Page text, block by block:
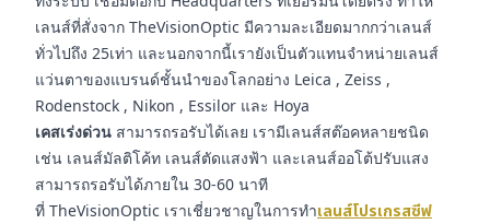
เลนส์ที่สั่งจาก TheVisionOptic มีความละเอียดมากกว่าเลนส์
ทั่วไปถึง 25เท่า และนอกจากนี้เรายังเป็นตัวแทนจำหน่ายเลนส์
แว่นตาของแบรนด์ชั้นนำของโลกอย่าง Leica , Zeiss ,
Rodenstock , Nikon , Essilor และ Hoya
เคสเร่งด่วน สามารถรอรับได้เลย เรามีเลนส์สต๊อคหลายชนิด
เช่น เลนส์มัลติโค้ท เลนส์ตัดแสงฟ้า และเลนส์ออโต้ปรับแสง
สามารถรอรับได้ภายใน 30-60 นาที
ที่ TheVisionOptic เราเชี่ยวชาญในการทำเลนส์โปรเกรสซีฟ